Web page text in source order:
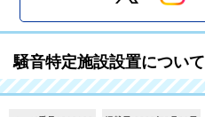
騒音特定施設設置について